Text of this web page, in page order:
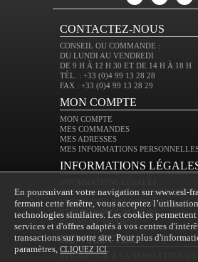
CONTACTEZ-NOUS
CONSEIL OU COMMANDE :
DU LUNDI AU VENDREDI
DE 9 H À 12 H 30 ET DE 14 H À 18 H
TÉL. : +33 (0)4 99 13 28 28
FAX : +33 (0)4 99 13 28 29
MON COMPTE
MON COMPTE
MES COMMANDES
MES ADRESSES
MES INFORMATIONS
INFORMATIONS
CONDITIONS GÉNÉRALES DE VENTE
PROTECTION DES DONNÉES
EXPÉDITION ET RETOURS
PAIEMENT SÉCURISÉ
NEWSLETTER
INSCRIPTION À LA NEWSLETTER
En poursuivant votre navigation sur www.esl-
fermant cette fenêtre, vous acceptez
technologies similaires. Les cookies
services et d'offres adaptés à vos centres
transactions sur notre site. Pour plus
paramètres, CLIQUEZ ICI.